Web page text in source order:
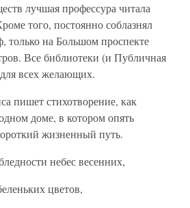
лучшая профессура читала
того, постоянно соблазнял
только на Большом проспекте
Все библиотеки (и Публичная
всех желающих.
пишет стихотворение, как
доме, в котором опять
жизненный путь.
небес весенних,
цветов,